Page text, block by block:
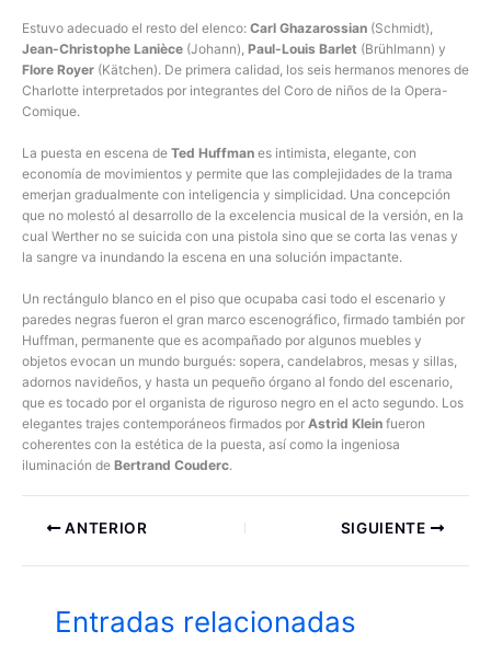
Estuvo adecuado el resto del elenco: Carl Ghazarossian (Schmidt),
Jean-Christophe Lanièce (Johann), Paul-Louis Barlet (Brühlmann) y
Flore Royer (Kätchen). De primera calidad, los seis hermanos menores de
Charlotte interpretados por integrantes del Coro de niños de la Opera-
Comique.
La puesta en escena de Ted Huffman es intimista, elegante, con
economía de movimientos y permite que las complejidades de la trama
emerjan gradualmente con inteligencia y simplicidad. Una concepción
que no molestó al desarrollo de la excelencia musical de la versión, en la
cual Werther no se suicida con una pistola sino que se corta las venas y
la sangre va inundando la escena en una solución impactante.
Un rectángulo blanco en el piso que ocupaba casi todo el escenario y
paredes negras fueron el gran marco escenográfico, firmado también por
Huffman, permanente que es acompañado por algunos muebles y
objetos evocan un mundo burgués: sopera, candelabros, mesas y sillas,
adornos navideños, y hasta un pequeño órgano al fondo del escenario,
que es tocado por el organista de riguroso negro en el acto segundo. Los
elegantes trajes contemporáneos firmados por Astrid Klein fueron
coherentes con la estética de la puesta, así como la ingeniosa
iluminación de Bertrand Couderc.
ANTERIOR SIGUIENTE
Entradas relacionadas